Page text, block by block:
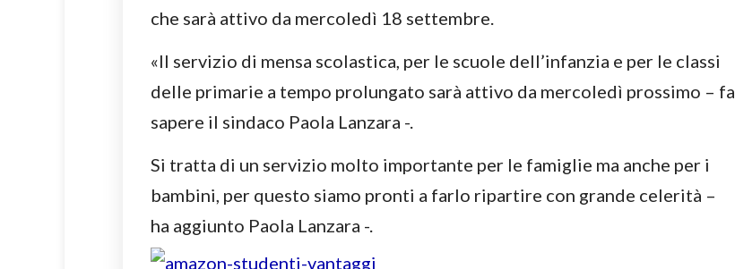
che sarà attivo da mercoledì 18 settembre.
«Il servizio di mensa scolastica, per le scuole dell’infanzia e per le classi
delle primarie a tempo prolungato sarà attivo da mercoledì prossimo – fa
sapere il sindaco Paola Lanzara -.
Si tratta di un servizio molto importante per le famiglie ma anche per i
bambini, per questo siamo pronti a farlo ripartire con grande celerità –
ha aggiunto Paola Lanzara -.